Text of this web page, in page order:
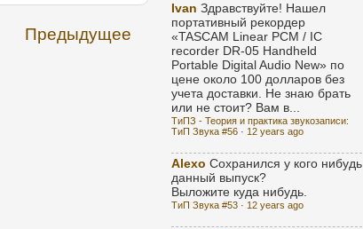
Предыдущее
Ivan Здравствуйте! Нашел
портативный рекордер
«TASCAM Linear PCM / IC
recorder DR-05 Handheld
Portable Digital Audio New» по
цене около 100 долларов без
учета доставки. Не знаю брать
или не стоит? Вам в...
ТиПЗ - Теория и практика звукозаписи:
ТиП Звука #56 · 12 years ago
Alexo Сохранился у кого нибудь
данный выпуск?
Выложите куда нибудь.
ТиП Звука #53 · 12 years ago